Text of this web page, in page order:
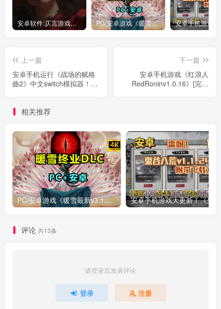
安卓软件:仄言游戏库4.0APP全新上架了！没有下的赶紧下载呀！ PC/安卓游戏《暖雪最新v3.1.0.1》终业DLC整合版！
上一篇
安卓手机运行《战场的赋格
曲2》中文switch模拟器！
下一篇
安卓手机游戏《红浪人
RedRoninv1.0.16》[完整
相关推荐
PC/安卓游戏《暖雪最新v3.1.0.1》终业DLC整合版！
评论 共13条
请登录后发表评论
登录 注册